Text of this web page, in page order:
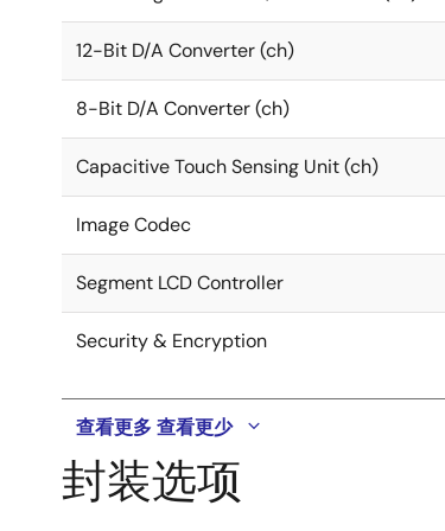
12-Bit D/A Converter (ch)
8-Bit D/A Converter (ch)
Capacitive Touch Sensing Unit (ch)
Image Codec
Segment LCD Controller
Security & Encryption
查看更多查看更少
封装选项